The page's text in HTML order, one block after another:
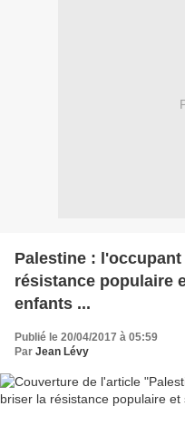
Palestine :
résistance populaire
enfants ...
Publié le 20/04/2017 à 05:59
Par Jean Lévy